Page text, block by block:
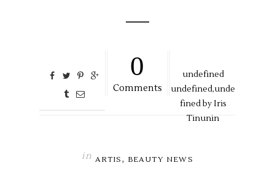
0
Comments
undefined
undefined,unde
fined byIris
Tinunin
in ARTIS , BEAUTY NEWS